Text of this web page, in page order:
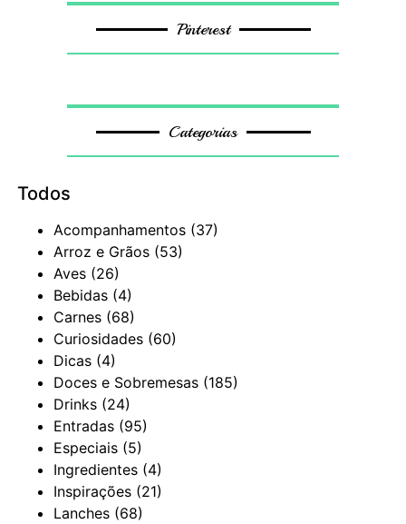
Pinterest
Categorias
Todos
Acompanhamentos (37)
Arroz e Grãos (53)
Aves (26)
Bebidas (4)
Carnes (68)
Curiosidades (60)
Dicas (4)
Doces e Sobremesas (185)
Drinks (24)
Entradas (95)
Especiais (5)
Ingredientes (4)
Inspirações (21)
Lanches (68)